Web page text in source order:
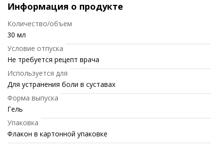
Информация о продукте
Количество/объем
30 мл
Условие отпуска
Не требуется рецепт врача
Используется для
Для устранения боли в суставах
Форма выпуска
Гель
Упаковка
Флакон в картонной упаковке